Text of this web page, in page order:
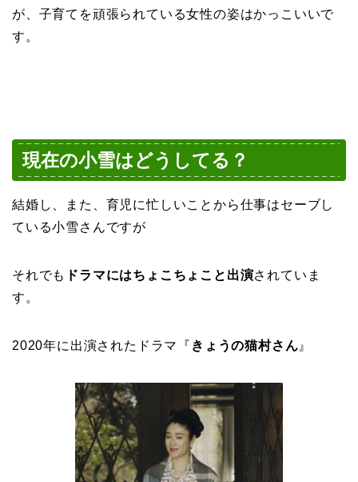
が、子育てを頑張られている女性の姿はかっこいいで
す。
現在の小雪はどうしてる？
結婚し、また、育児に忙しいことから仕事はセーブし
ている小雪さんですが
それでも ドラマにはちょこちょこと出演されていま
す。
2020年に出演されたドラマ『 きょうの猫村さん 』